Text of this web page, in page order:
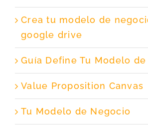
Crea tu modelo de
google drive
Guía Define Tu Modelo
Value Proposition Canvas
Tu Modelo de Negocio